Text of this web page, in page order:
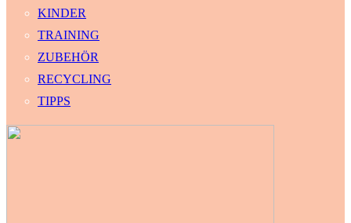
KINDER
TRAINING
ZUBEHÖR
RECYCLING
TIPPS